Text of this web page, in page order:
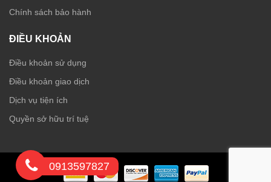
Chính sách bảo hành
ĐIỀU KHOẢN
Điều khoản sử dụng
Điều khoản giao dịch
Dịch vụ tiện ích
Quyền sở hữu trí tuệ
0913597827